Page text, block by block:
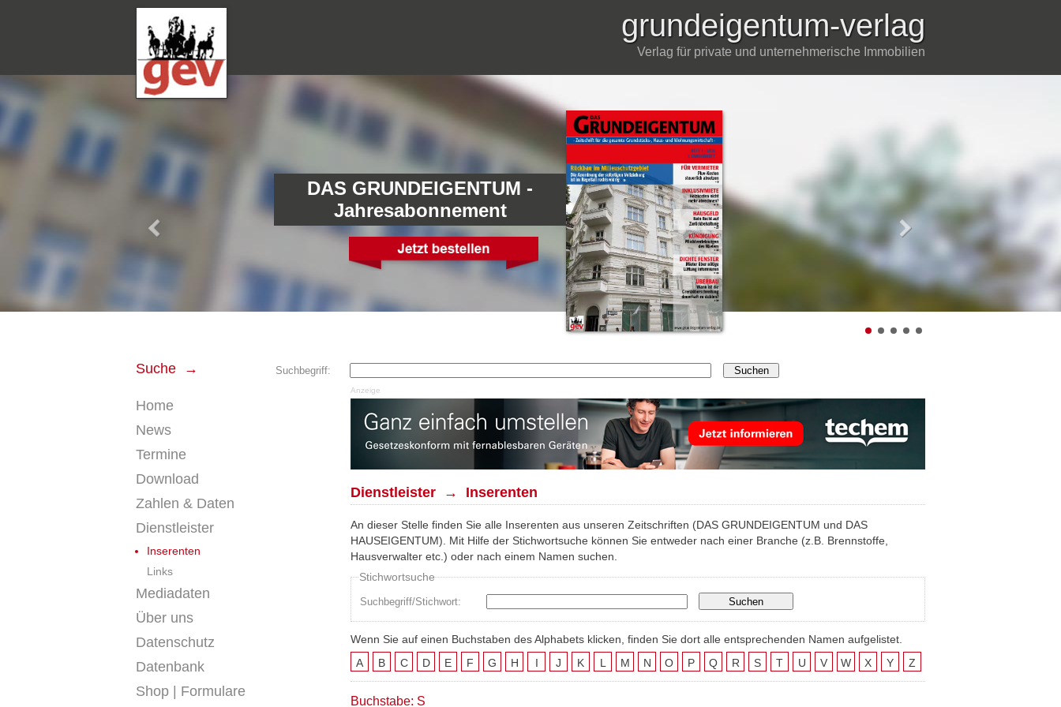
grundeigentum-verlag
Verlag für private und unternehmerische Immobilien
Suche → Suchbegriff:
Home
News
Termine
Download
Zahlen & Daten
Dienstleister
Inserenten
Links
Mediadaten
Über uns
Datenschutz
Datenbank
Shop | Formulare
Anzeige
Dienstleister → Inserenten
An dieser Stelle finden Sie alle Inserenten aus unseren Zeitschriften (DAS GRUNDEIGENTUM und DAS
HAUSEIGENTUM). Mit Hilfe der Stichwortsuche können Sie entweder nach einer Branche (z.B. Brennstoffe,
Hausverwalter etc.) oder nach einem Namen suchen.
Stichwortsuche
Suchbegriff/Stichwort:
Wenn Sie auf einen Buchstaben des Alphabets klicken, finden Sie dort alle entsprechenden Namen aufgelistet.
A
B C D E F G H I J K L M N O P Q R S T U V W X Y Z
Buchstabe: S
DAS GRUNDEIGENTUM -
Jahresabonnement